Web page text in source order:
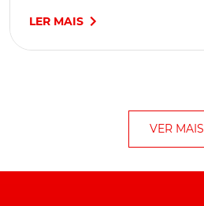
LER MAIS
VER MAIS